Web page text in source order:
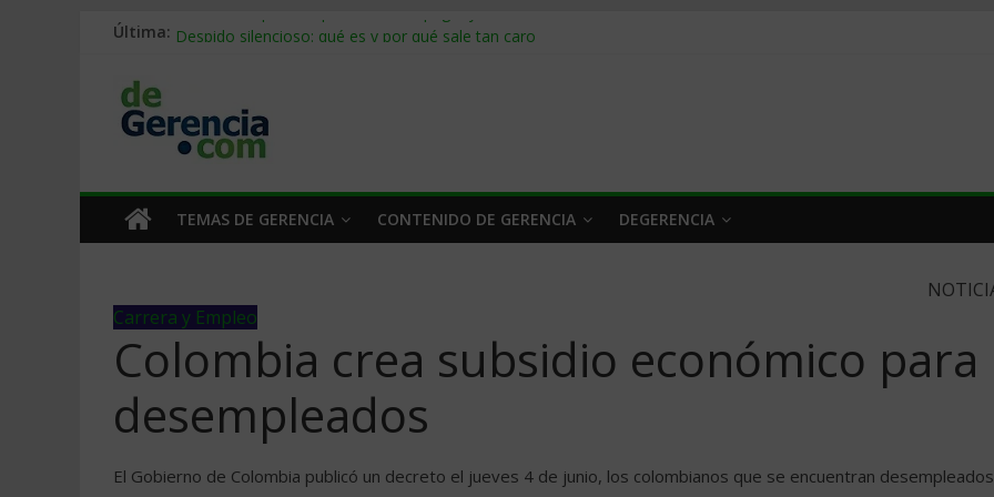
Última: Stablecoins para empresas: cómo pagar y cobrar en 2026
Trabajo forzoso en la cadena de suministro: qué hacer
Mercado hispano de EE. UU.: cómo segmentarlo y venderle
TEMAS DE GERENCIA CONTENIDO DE GERENCIA DEGERENCIA
Carrera y Empleo
Colombia crea subsidio económico para
desempleados
El Gobierno de Colombia publicó un decreto el jueves 4 de junio, los colombianos que se encuentran desempleados